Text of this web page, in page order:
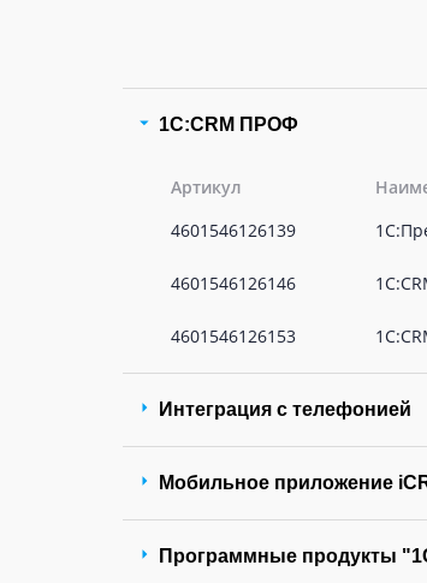
1С:CRM ПРОФ
Артикул
4601546126139
4601546126146
4601546126153
Интеграция с телефонией
Мобильное приложение
Программные продукты